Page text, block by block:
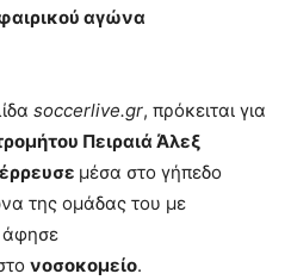
αγώνα
soccerlive.gr, πρόκειται για
Πειραιά Άλεξ
μέσα στο γήπεδο
της ομάδας του με
άφησε
νοσοκομείο.